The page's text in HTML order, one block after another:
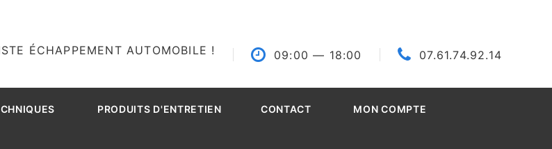
ÉCHAPPEMENT AUTOMOBILE ! 09:00 — 18:00 07.61.74.92.14
PRODUITS D'ENTRETIEN CONTACT MON COMPTE